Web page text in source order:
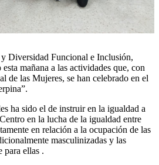
Diversidad Funcional e Inclusión,
mañana a las actividades que, con
de las Mujeres, se han celebrado en el
ha sido el de instruir en la igualdad a
en la lucha de la igualdad entre
en relación a la ocupación de las
masculinizadas y las
para ellas .